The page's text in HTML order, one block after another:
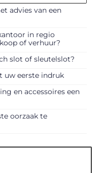
advies van een
in regio
of verhuur?
slot of sleutelslot?
uw eerste indruk
en accessoires een
oorzaak te